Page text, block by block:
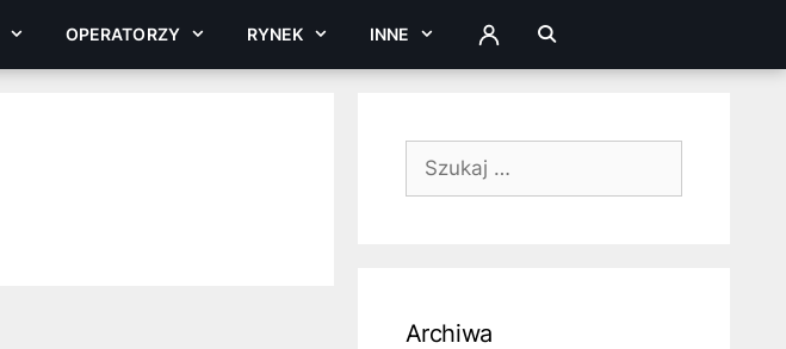
OPERATORZY RYNEK INNE ZALOGUJ
Szukaj:
Archiwa